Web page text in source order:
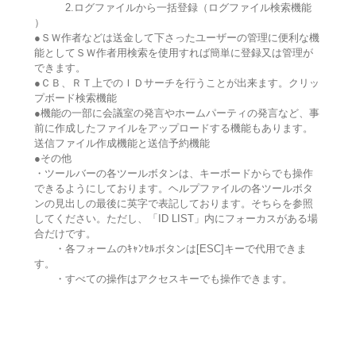
2.ログファイルから一括登録（ログファイル検索機能
）
●ＳＷ作者などは送金して下さったユーザーの管理に便利な機
能としてＳＷ作者用検索を使用すれば簡単に登録又は管理が
できます。
●ＣＢ、ＲＴ上でのＩＤサーチを行うことが出来ます。クリッ
プボード検索機能
●機能の一部に会議室の発言やホームパーティの発言など、事
前に作成したファイルをアップロードする機能もあります。
送信ファイル作成機能と送信予約機能
●その他
・ツールバーの各ツールボタンは、キーボードからでも操作
できるようにしております。ヘルプファイルの各ツールボタ
ンの見出しの最後に英字で表記しております。そちらを参照
してください。ただし、「ID LIST」内にフォーカスがある場
合だけです。
・各フォームのｷｬﾝｾﾙボタンは[ESC]キーで代用できま
す。
・すべての操作はアクセスキーでも操作できます。